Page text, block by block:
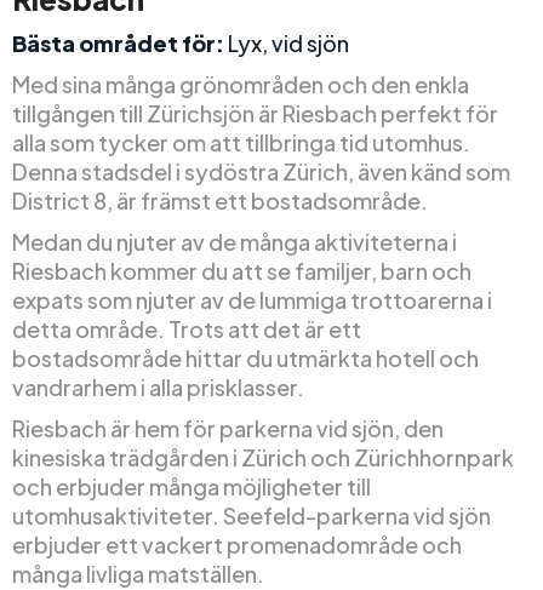
Bästa området för: Lyx, vid sjön
Med sina många grönområden och den enkla
tillgången till Zürichsjön är Riesbach perfekt för
alla som tycker om att tillbringa tid utomhus.
Denna stadsdel i sydöstra Zürich, även känd som
District 8, är främst ett bostadsområde.
Medan du njuter av de många aktiviteterna i
Riesbach kommer du att se familjer, barn och
expats som njuter av de lummiga trottoarerna i
detta område. Trots att det är ett
bostadsområde hittar du utmärkta hotell och
vandrarhem i alla prisklasser.
Riesbach är hem för parkerna vid sjön, den
kinesiska trädgården i Zürich och Zürichhornpark
och erbjuder många möjligheter till
utomhusaktiviteter. Seefeld-parkerna vid sjön
erbjuder ett vackert promenadområde och
många livliga matställen.